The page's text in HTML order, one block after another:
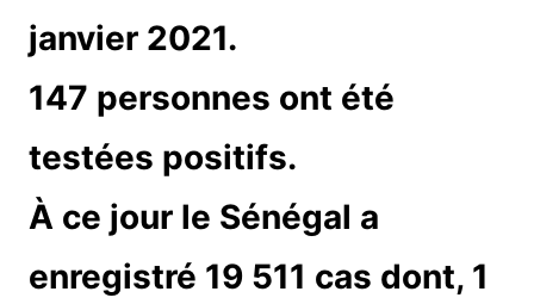
janvier 2021.
147 personnes ont été
testées positifs.
À ce jour le Sénégal a
enregistré 19 511 cas dont, 1